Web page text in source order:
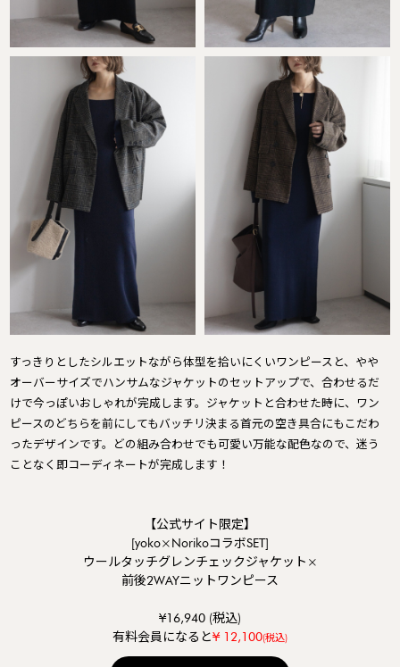
すっきりとしたシルエットながら体型を拾いにくいワンピースと、やや
オーバーサイズでハンサムなジャケットのセットアップで、合わせるだ
けで今っぽいおしゃれが完成します。ジャケットと合わせた時に、ワン
ピースのどちらを前にしてもバッチリ決まる首元の空き具合にもこだわ
ったデザインです。どの組み合わせでも可愛い万能な配色なので、迷う
ことなく即コーディネートが完成します！
【公式サイト限定】
[yoko×NorikoコラボSET]
ウールタッチグレンチェックジャケット×
前後2WAYニットワンピース
¥16,940 (税込)
有料会員になると¥ 12,100(税込)